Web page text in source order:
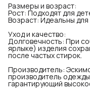
Размеры и возраст:
Рост: Подходят для
Возраст: Идеальны
Уход и качество:
Долговечность: При
ярлыке) изделия
после частых стирок.
Производитель:
производитель
гарантирующий